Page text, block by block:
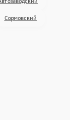
Сормовский